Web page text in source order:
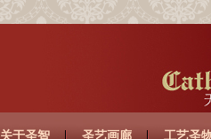
关于圣智 圣艺画廊 工艺圣